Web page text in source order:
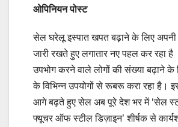
ओपिनियन पोस्ट
सेल घरेलू इस्पात खपत बढ़ाने के लिए अपनी
जारी रखते हुए लगातार नए पहल कर रहा है
उपभोग करने वाले लोगों की संख्या बढ़ाने के
के विभिन्न उपयोगों से रूबरू करा रहा है।
आगे बढ़ते हुए सेल अब पूरे देश भर में ‘सेल
फ्यूचर ऑफ स्टील डिज़ाइन’ शीर्षक से